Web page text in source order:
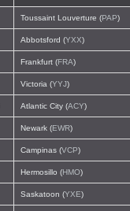
Toussaint Louverture (PAP)
Abbotsford (YXX)
Frankfurt (FRA)
Victoria (YYJ)
Atlantic City (ACY)
Newark (EWR)
Campinas (VCP)
Hermosillo (HMO)
Saskatoon (YXE)